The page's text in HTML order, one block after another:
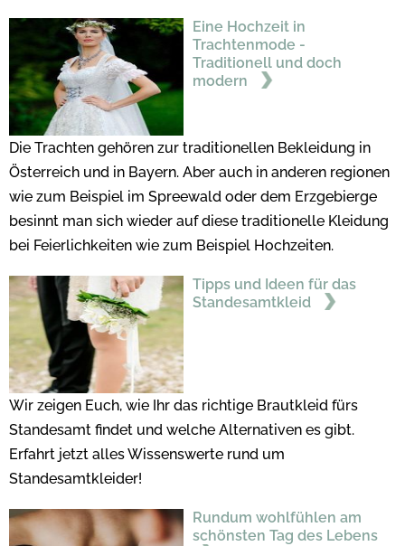
Eine Hochzeit in
Trachtenmode -
Traditionell und doch
modern
Die Trachten gehören zur traditionellen Bekleidung in
Österreich und in Bayern. Aber auch in anderen regionen
wie zum Beispiel im Spreewald oder dem Erzgebierge
besinnt man sich wieder auf diese traditionelle Kleidung
bei Feierlichkeiten wie zum Beispiel Hochzeiten.
Tipps und Ideen für das
Standesamtkleid
Wir zeigen Euch, wie Ihr das richtige Brautkleid fürs
Standesamt findet und welche Alternativen es gibt.
Erfahrt jetzt alles Wissenswerte rund um
Standesamtkleider!
Rundum wohlfühlen am
schönsten Tag des Lebens